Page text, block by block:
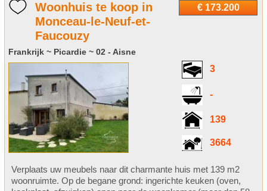
€ 173.200
Woonhuis te koop in
Monceau-le-Neuf-et-
Faucouzy
Frankrijk ~ Picardie ~ 02 - Aisne
3
-
139
3664
Verplaats uw meubels naar dit charmante huis met 139 m2
woonruimte. Op de begane grond: ingerichte keuken (oven,